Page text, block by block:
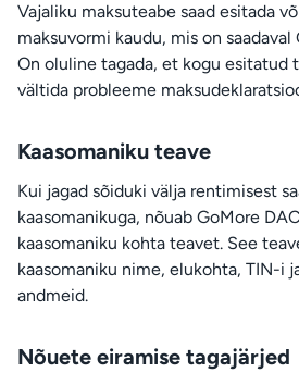
Vajaliku maksuteabe saad esitada
maksuvormi kaudu, mis on
On oluline tagada, et kogu esitatud
vältida probleeme
Kaasomaniku teave
Kui jagad sõiduki välja rentimisest
kaasomanikuga, nõuab GoMore
kaasomaniku kohta teavet. See
kaasomaniku nime, elukohta, TIN-i
andmeid.
Nõuete eiramise tagajärjed